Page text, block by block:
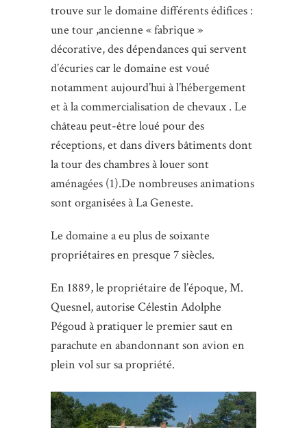
trouve sur le domaine différents édifices :
une tour ,ancienne « fabrique »
décorative, des dépendances qui servent
d’écuries car le domaine est voué
notamment aujourd’hui à l’hébergement
et à la commercialisation de chevaux . Le
château peut-être loué pour des
réceptions, et dans divers bâtiments dont
la tour des chambres à louer sont
aménagées (1).De nombreuses animations
sont organisées à La Geneste.
Le domaine a eu plus de soixante
propriétaires en presque 7 siècles.
En 1889, le propriétaire de l’époque, M.
Quesnel, autorise Célestin Adolphe
Pégoud à pratiquer le premier saut en
parachute en abandonnant son avion en
plein vol sur sa propriété.